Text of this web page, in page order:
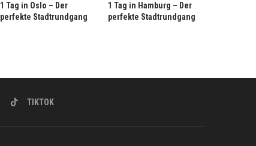
1 Tag in Oslo – Der
perfekte Stadtrundgang
1 Tag in Hamburg – Der
perfekte Stadtrundgang
TIKTOK